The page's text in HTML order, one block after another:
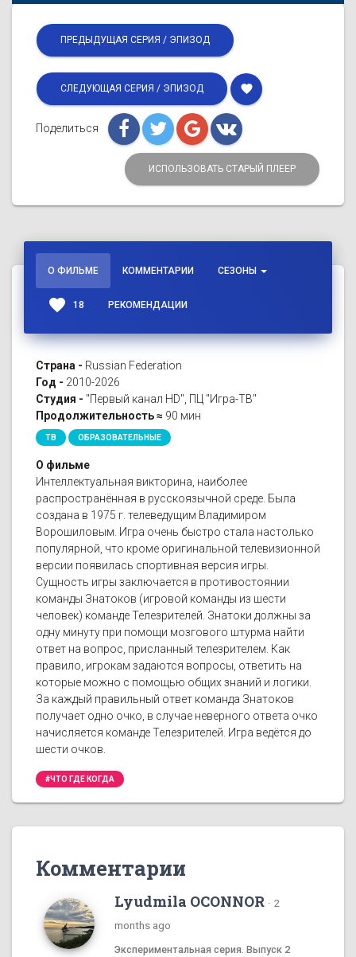
ПРЕДЫДУЩАЯ СЕРИЯ / ЭПИЗОД
СЛЕДУЮЩАЯ СЕРИЯ / ЭПИЗОД favorite
Поделиться
ИСПОЛЬЗОВАТЬ СТАРЫЙ ПЛЕЕР
О ФИЛЬМЕ КОММЕНТАРИИ СЕЗОНЫ
favorite 18 РЕКОМЕНДАЦИИ
Страна - Russian Federation
Год - 2010-2026
Студия - "Первый канал HD", ПЦ "Игра-ТВ"
Продолжительность ≈ 90 мин
ТВ ОБРАЗОВАТЕЛЬНЫЕ
О фильме
Интеллектуальная викторина, наиболее
распространённая в русскоязычной среде. Была
создана в 1975 г. телеведущим Владимиром
Ворошиловым. Игра очень быстро стала настолько
популярной, что кроме оригинальной телевизионной
версии появилась спортивная версия игры.
Сущность игры заключается в противостоянии
команды Знатоков (игровой команды из шести
человек) команде Телезрителей. Знатоки должны за
одну минуту при помощи мозгового штурма найти
ответ на вопрос, присланный телезрителем. Как
правило, игрокам задаются вопросы, ответить на
которые можно с помощью общих знаний и логики.
За каждый правильный ответ команда Знатоков
получает одно очко, в случае неверного ответа очко
начисляется команде Телезрителей. Игра ведётся до
шести очков.
#ЧТО ГДЕ КОГДА
Комментарии
Lyudmila OCONNOR · 2
months ago
Экспериментальная серия. Выпуск 2